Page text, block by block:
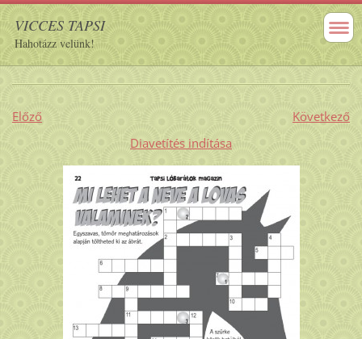
VICCES TAPSI
Hahotázz velünk!
Előző
Következő
Diavetítés indítása